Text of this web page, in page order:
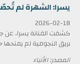
يسرا: الشهرة لم
2026-02-18
كشفت الفنانة يسرا،
بريق النجومية لم
المصدر: الأنباء